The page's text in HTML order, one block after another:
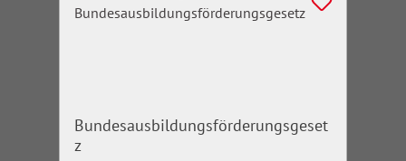
Bundesausbildungsförderungsgeset
z